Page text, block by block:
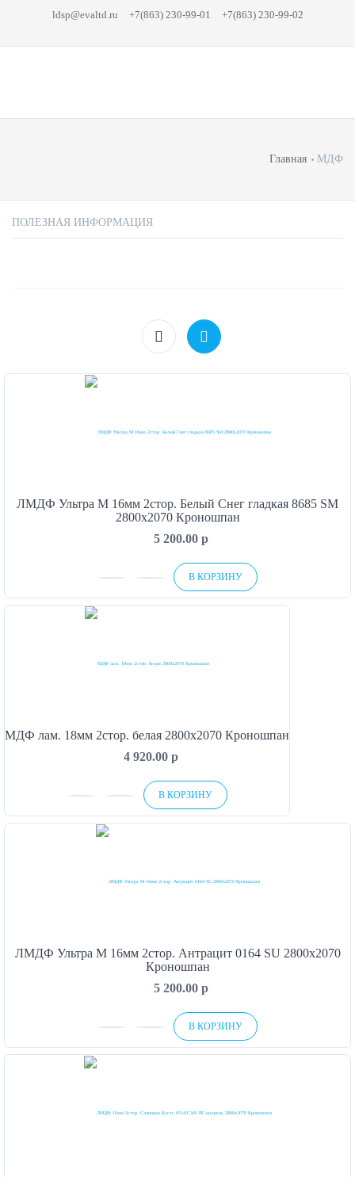
ldsp@evaltd.ru +7(863) 230-99-01 +7(863) 230-99-02
Главная МДФ
ПОЛЕЗНАЯ ИНФОРМАЦИЯ
ЛМДФ Ультра М 16мм 2стор. Белый Снег гладкая 8685 SM
2800х2070 Кроношпан
5 200.00 p
В КОРЗИНУ
МДФ лам. 18мм 2стор. белая 2800х2070 Кроношпан
4 920.00 p
В КОРЗИНУ
ЛМДФ Ультра М 16мм 2стор. Антрацит 0164 SU 2800х2070
Кроношпан
5 200.00 p
В КОРЗИНУ